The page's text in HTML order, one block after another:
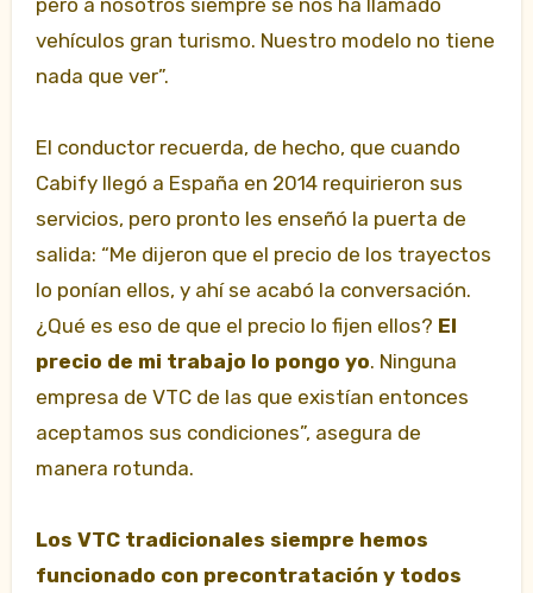
pero a nosotros siempre se nos ha llamado
vehículos gran turismo. Nuestro modelo no tiene
nada que ver”.
El conductor recuerda, de hecho, que cuando
Cabify llegó a España en 2014 requirieron sus
servicios, pero pronto les enseñó la puerta de
salida: “Me dijeron que el precio de los trayectos
lo ponían ellos, y ahí se acabó la conversación.
¿Qué es eso de que el precio lo fijen ellos? El
precio de mi trabajo lo pongo yo. Ninguna
empresa de VTC de las que existían entonces
aceptamos sus condiciones”, asegura de
manera rotunda.
Los VTC tradicionales siempre hemos
funcionado con precontratación y todos